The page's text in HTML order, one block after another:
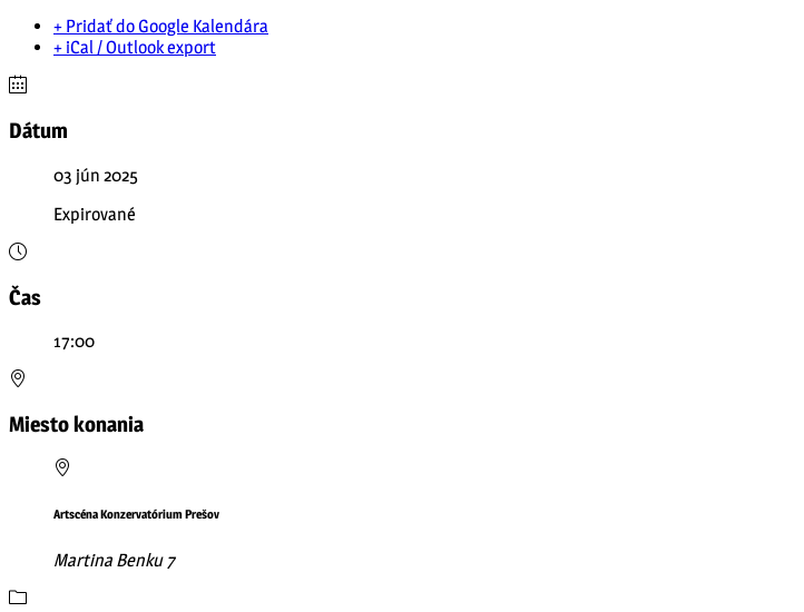
+ Pridať do Google Kalendára
+ iCal / Outlook export
Dátum
03 jún 2025
Expirované
Čas
17:00
Miesto konania
Artscéna Konzervatórium Prešov
Martina Benku 7